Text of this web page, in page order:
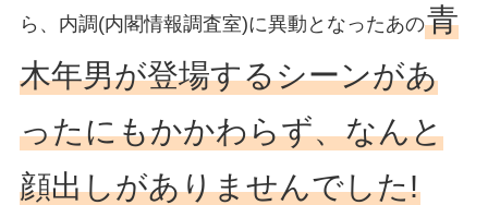
ら、内調(内閣情報調査室)に異動となったあの青
木年男が登場するシーンがあ
ったにもかかわらず、なんと
顔出しがありませんでした!